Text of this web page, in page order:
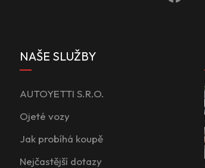
NAŠE SLUŽBY
AUTOYETTI S.R.O.
Ojeté vozy
Jak probíhá koupě
Nejčastější dotazy